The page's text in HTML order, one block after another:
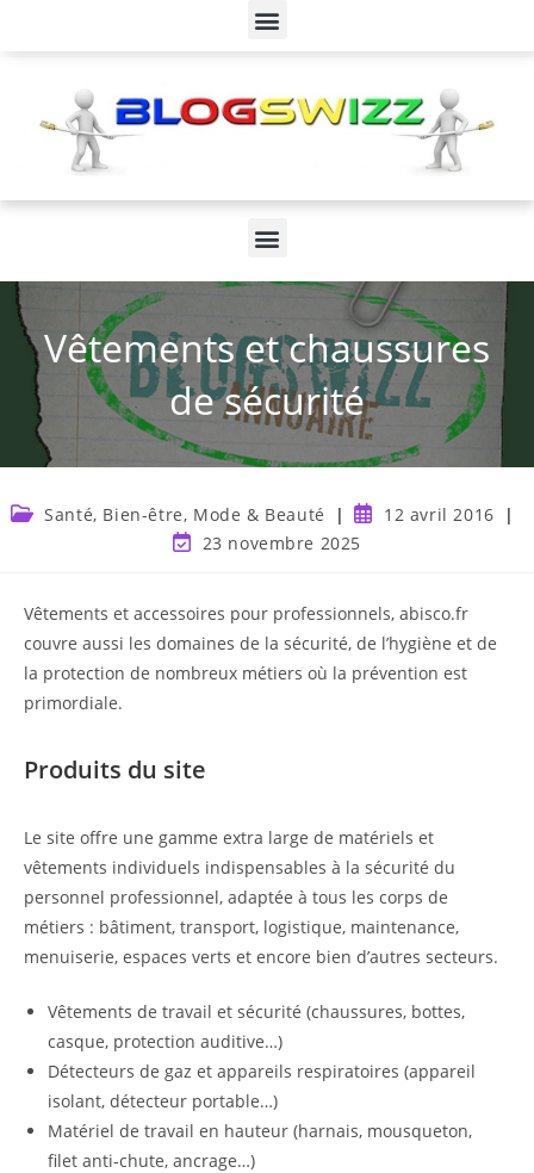
Vêtements et chaussures
de sécurité
Santé, Bien-être, Mode & Beauté
12 avril 2016
23 novembre 2025
Vêtements et accessoires pour professionnels, abisco.fr
couvre aussi les domaines de la sécurité, de l’hygiène et de
la protection de nombreux métiers où la prévention est
primordiale.
Produits du site
Le site offre une gamme extra large de matériels et
vêtements individuels indispensables à la sécurité du
personnel professionnel, adaptée à tous les corps de
métiers : bâtiment, transport, logistique, maintenance,
menuiserie, espaces verts et encore bien d’autres secteurs.
Vêtements de travail et sécurité (chaussures, bottes,
casque, protection auditive…)
Détecteurs de gaz et appareils respiratoires (appareil
isolant, détecteur portable…)
Matériel de travail en hauteur (harnais, mousqueton,
filet anti-chute, ancrage…)